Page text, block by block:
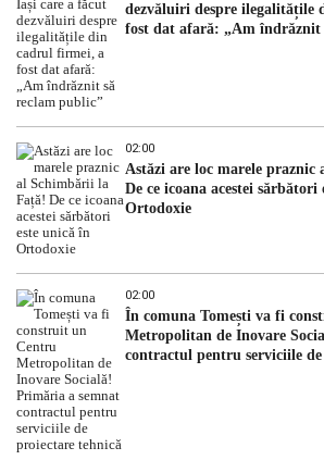
dezvăluiri despre ilegalitățile
fost dat afară: „Am îndrăznit
02:00
Astăzi are loc marele
De ce icoana acestei sărbători
Ortodoxie
02:00
În comuna Tomești va fi
Metropolitan de Inovare
contractul pentru serviciile